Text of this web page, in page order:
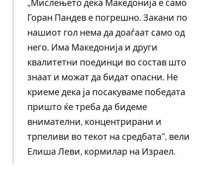
„Мислењето дека Македонија е само
Горан Пандев е погрешно. Закани по
нашиот гол нема да доаѓаат само од
него. Има Македонија и други
квалитетни поединци во состав што
знаат и можат да бидат опасни. Не
криеме дека ја посакуваме победата
пришто ќе треба да бидеме
внимателни, концентрирани и
трпеливи во текот на средбата“, вели
Елиша Леви, кормилар на Израел.